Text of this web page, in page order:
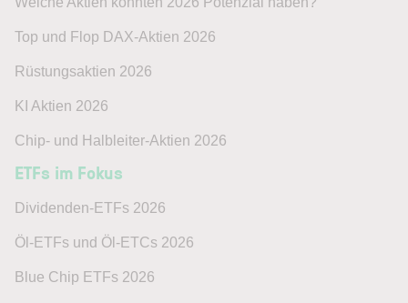
Top und Flop DAX-Aktien 2026
Rüstungsaktien 2026
KI Aktien 2026
Chip- und Halbleiter-Aktien 2026
ETFs im Fokus
Dividenden-ETFs 2026
Öl-ETFs und Öl-ETCs 2026
Blue Chip ETFs 2026